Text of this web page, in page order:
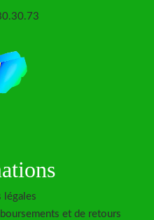
légales
et de retours